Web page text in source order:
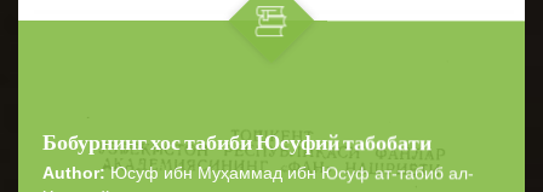
Бобурнинг хос табиби Юсуфий табобати
Author:Юсуф ибн Муҳаммад ибн Юсуф ат-табиб ал-